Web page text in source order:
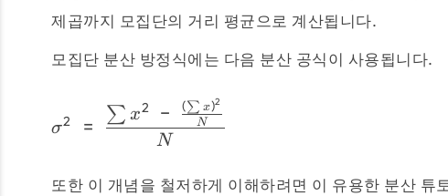
제곱까지 모집단의 거리 평균으로 계산됩니다.
모집단 분산 방정식에는 다음 분산 공식이 사용됩니다.
σ2 =
N
∑ x2 − N
(∑ x)2
또한 이 개념을 철저하게 이해하려면 이 유용한 분산 튜